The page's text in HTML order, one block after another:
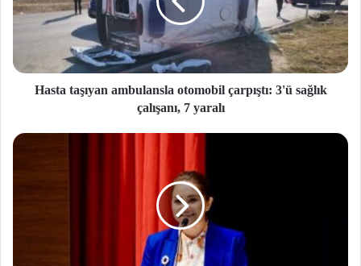
Hasta taşıyan ambulansla otomobil çarpıştı: 3'ü sağlık
çalışanı, 7 yaralı